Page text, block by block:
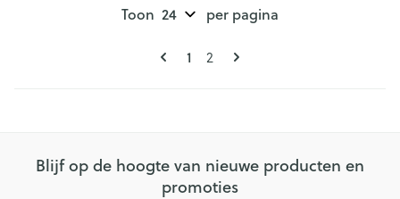
Pagina's
U lees momenteel pagina
1 Pagina
2
Toon per pagina
Blijf op de hoogte van nieuwe producten en
promoties